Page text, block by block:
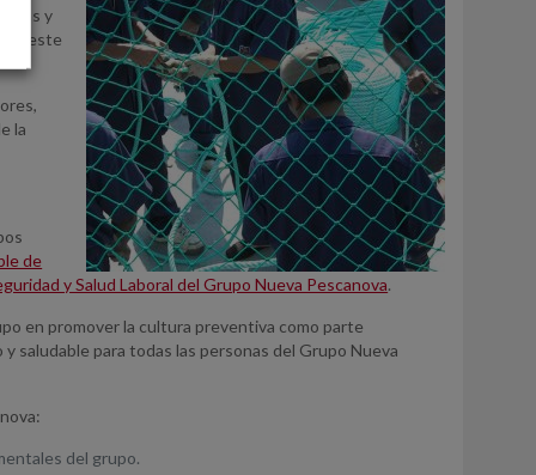
y
en este
la
de
y Salud Laboral del Grupo Nueva Pescanova.
en promover la cultura preventiva como parte
saludable para todas las personas del Grupo Nueva
del grupo.